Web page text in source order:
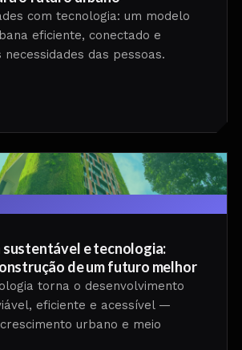
com tecnologia: um modelo
eficiente, conectado e
das pessoas.
e tecnologia:
de um futuro melhor
torna o desenvolvimento
eficiente e acessível —
urbano e meio